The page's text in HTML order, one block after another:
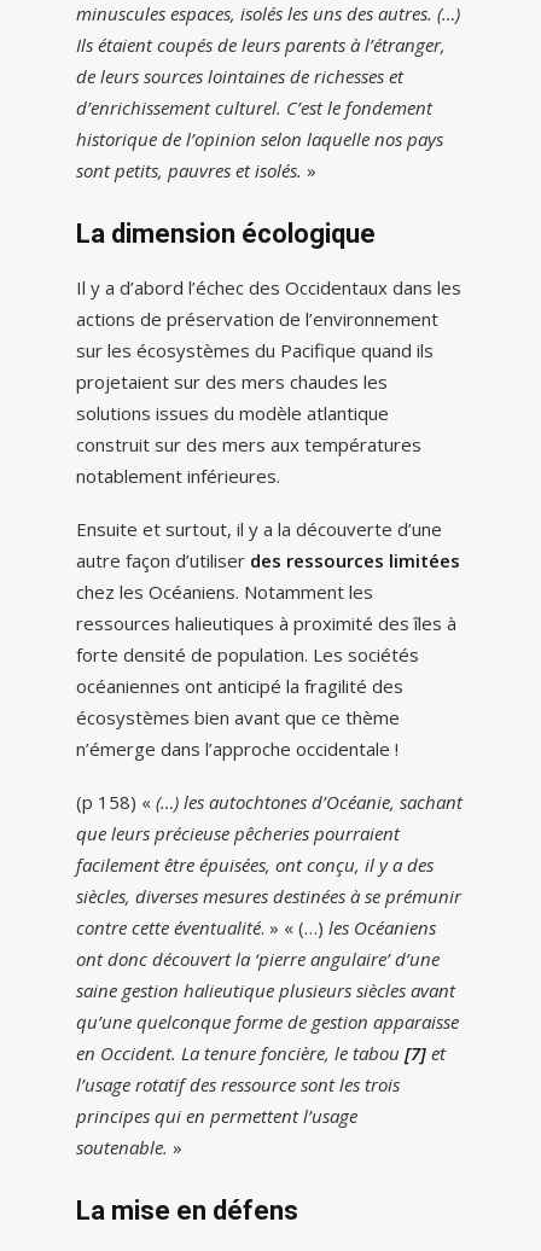
minuscules espaces, isolés les uns des autres. (…)
Ils étaient coupés de leurs parents à l’étranger,
de leurs sources lointaines de richesses et
d’enrichissement culturel. C’est le fondement
historique de l’opinion selon laquelle nos pays
sont petits, pauvres et isolés. »
La dimension écologique
Il y a d’abord l’échec des Occidentaux dans les
actions de préservation de l’environnement
sur les écosystèmes du Pacifique quand ils
projetaient sur des mers chaudes les
solutions issues du modèle atlantique
construit sur des mers aux températures
notablement inférieures.
Ensuite et surtout, il y a la découverte d’une
autre façon d’utiliser des ressources limitées
chez les Océaniens. Notamment les
ressources halieutiques à proximité des îles à
forte densité de population. Les sociétés
océaniennes ont anticipé la fragilité des
écosystèmes bien avant que ce thème
n’émerge dans l’approche occidentale !
(p 158) « (…) les autochtones d’Océanie, sachant
que leurs précieuse pêcheries pourraient
facilement être épuisées, ont conçu, il y a des
siècles, diverses mesures destinées à se prémunir
contre cette éventualité. » « (…) les Océaniens
ont donc découvert la ‘pierre angulaire’ d’une
saine gestion halieutique plusieurs siècles avant
qu’une quelconque forme de gestion apparaisse
en Occident. La tenure foncière, le tabou [7] et
l’usage rotatif des ressource sont les trois
principes qui en permettent l’usage
soutenable. »
La mise en défens